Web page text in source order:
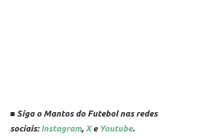
■ Siga o Mantos do Futebol nas redes
sociais:Instagram, Xe Youtube.